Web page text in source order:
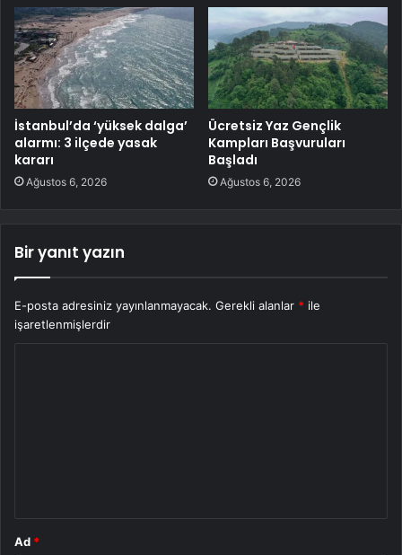
İstanbul’da ‘yüksek dalga’
alarmı: 3 ilçede yasak
kararı
Ağustos 6, 2026
Ücretsiz Yaz Gençlik
Kampları Başvuruları
Başladı
Ağustos 6, 2026
Bir yanıt yazın
E-posta adresiniz yayınlanmayacak. Gerekli alanlar * ile
işaretlenmişlerdir
Ad *